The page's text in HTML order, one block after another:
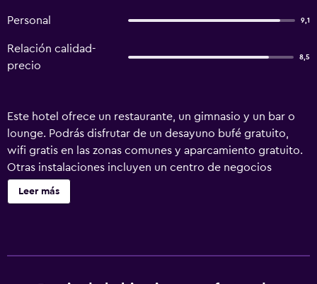
Personal 9,1
Relación calidad-
precio
8,5
Este hotel ofrece un restaurante, un gimnasio y un bar o
lounge. Podrás disfrutar de un desayuno bufé gratuito,
wifi gratis en las zonas comunes y aparcamiento gratuito.
Otras instalaciones incluyen un centro de negocios
disponible las 24 horas, un centro de negocios y servicio
de tintorería. Hotel Premium Pirassununga ofrece 46
Leer más